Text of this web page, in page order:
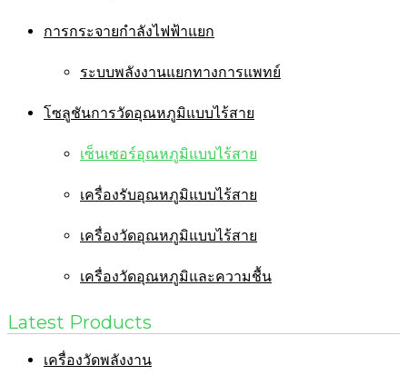
การกระจายกำลังไฟฟ้าแยก
ระบบพลังงานแยกทางการแพทย์
โซลูชันการวัดอุณหภูมิแบบไร้สาย
เซ็นเซอร์อุณหภูมิแบบไร้สาย
เครื่องรับอุณหภูมิแบบไร้สาย
เครื่องวัดอุณหภูมิแบบไร้สาย
เครื่องวัดอุณหภูมิและความชื้น
Latest Products
เครื่องวัดพลังงาน